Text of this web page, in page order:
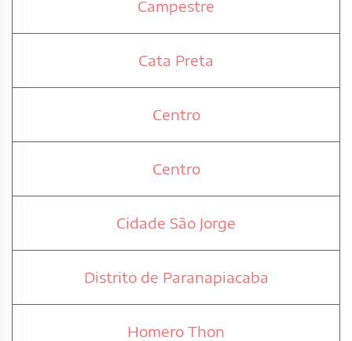
Campestre
Cata Preta
Centro
Centro
Cidade São Jorge
Distrito de Paranapiacaba
Homero Thon